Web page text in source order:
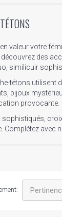
valeur votre
des
similicuir
tétons utilisent
bijoux
provocante.
sophistiqués,
Complétez avec